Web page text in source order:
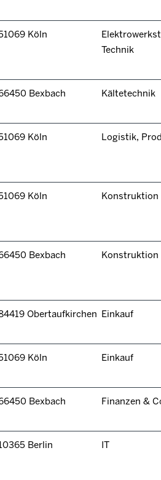
Köln
Technik
Bexbach Kältetechnik
Köln Logistik,
Köln Konstruktion
Bexbach Konstruktion
Obertaufkirchen Einkauf
Köln Einkauf
Bexbach Finanzen &
Berlin IT